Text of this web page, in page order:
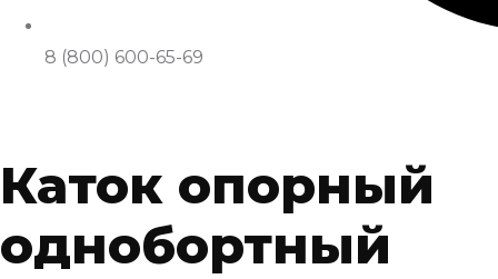
8 (800) 600-65-69
Каток опорный
однобортный